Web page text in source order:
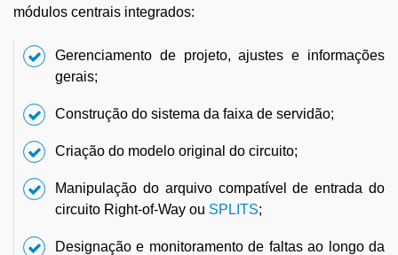
módulos centrais integrados:
Gerenciamento de projeto, ajustes e informações
gerais;
Construção do sistema da faixa de servidão;
Criação do modelo original do circuito;
Manipulação do arquivo compatível de entrada do
circuito Right-of-Way ou SPLITS;
Designação e monitoramento de faltas ao longo da